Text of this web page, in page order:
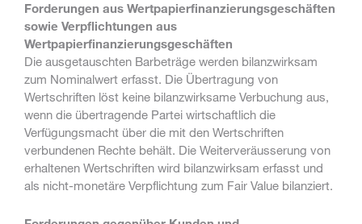
Forderungen aus Wertpapierfinanzierungsgeschäften
sowie Verpflichtungen aus
Wertpapierfinanzierungsgeschäften
Die ausgetauschten Barbeträge werden bilanzwirksam
zum Nominalwert erfasst. Die Übertragung von
Wertschriften löst keine bilanzwirksame Verbuchung aus,
wenn die übertragende Partei wirtschaftlich die
Verfügungsmacht über die mit den Wertschriften
verbundenen Rechte behält. Die Weiterveräusserung von
erhaltenen Wertschriften wird bilanzwirksam erfasst und
als nicht-monetäre Verpflichtung zum Fair Value bilanziert.